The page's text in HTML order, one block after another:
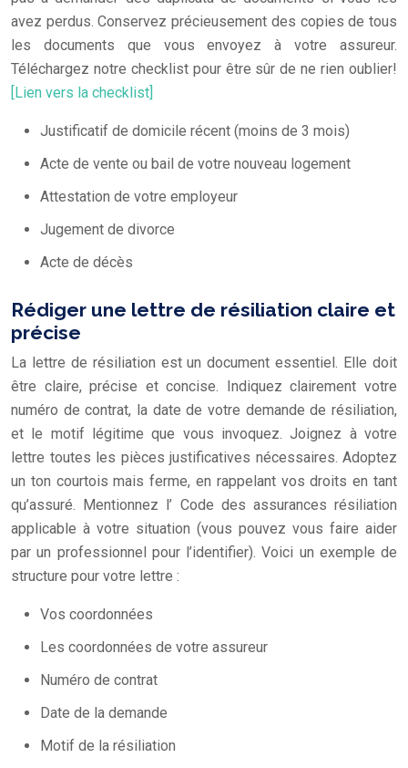
avez perdus. Conservez précieusement des copies de tous
les documents que vous envoyez à votre assureur.
Téléchargez notre checklist pour être sûr de ne rien oublier!
[Lien vers la checklist]
Justificatif de domicile récent (moins de 3 mois)
Acte de vente ou bail de votre nouveau logement
Attestation de votre employeur
Jugement de divorce
Acte de décès
Rédiger une lettre de résiliation claire et
précise
La lettre de résiliation est un document essentiel. Elle doit
être claire, précise et concise. Indiquez clairement votre
numéro de contrat, la date de votre demande de résiliation,
et le motif légitime que vous invoquez. Joignez à votre
lettre toutes les pièces justificatives nécessaires. Adoptez
un ton courtois mais ferme, en rappelant vos droits en tant
qu’assuré. Mentionnez l’ Code des assurances résiliation
applicable à votre situation (vous pouvez vous faire aider
par un professionnel pour l’identifier). Voici un exemple de
structure pour votre lettre :
Vos coordonnées
Les coordonnées de votre assureur
Numéro de contrat
Date de la demande
Motif de la résiliation